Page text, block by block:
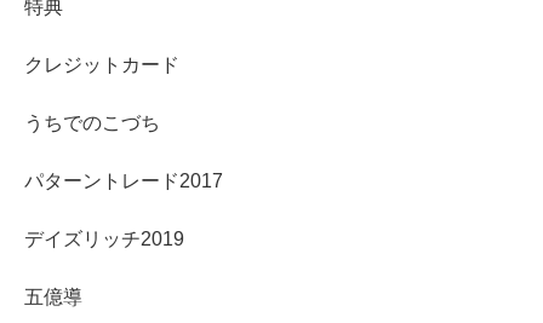
特典
クレジットカード
うちでのこづち
パターントレード2017
デイズリッチ2019
五億導